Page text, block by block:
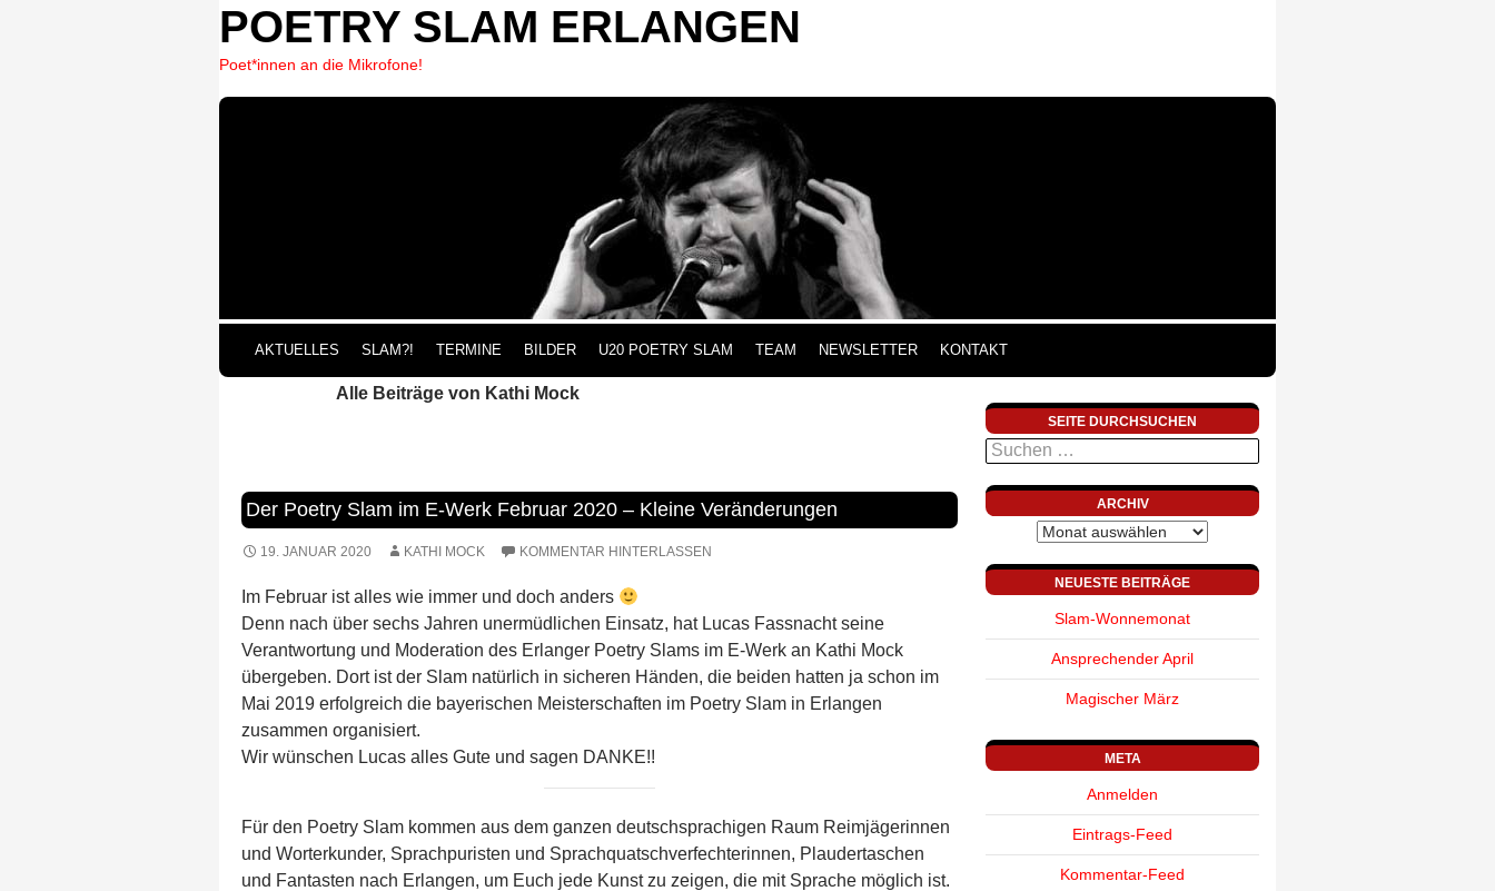
POETRY SLAM ERLANGEN
Poet*innen an die Mikrofone!
AKTUELLES
SLAM?! TERMINE BILDER U20 POETRY SLAM TEAM NEWSLETTER KONTAKT
Alle Beiträge von Kathi Mock
Der Poetry Slam im E-Werk Februar 2020 – Kleine Veränderungen
19. JANUAR 2020 KATHI MOCK KOMMENTAR HINTERLASSEN
Im Februar ist alles wie immer und doch anders
Denn nach über sechs Jahren unermüdlichen Einsatz, hat Lucas Fassnacht seine
Verantwortung und Moderation des Erlanger Poetry Slams im E-Werk an Kathi Mock
übergeben. Dort ist der Slam natürlich in sicheren Händen, die beiden hatten ja schon im
Mai 2019 erfolgreich die bayerischen Meisterschaften im Poetry Slam in Erlangen
zusammen organisiert.
Wir wünschen Lucas alles Gute und sagen DANKE!!
Für den Poetry Slam kommen aus dem ganzen deutschsprachigen Raum Reimjägerinnen
und Worterkunder, Sprachpuristen und Sprachquatschverfechterinnen, Plaudertaschen
und Fantasten nach Erlangen, um Euch jede Kunst zu zeigen, die mit Sprache möglich ist.
SEITE DURCHSUCHEN
Suchen
nach:
ARCHIV
Archiv
NEUESTE BEITRÄGE
Slam-Wonnemonat
Ansprechender April
Magischer März
META
Anmelden
Eintrags-Feed
Kommentar-Feed